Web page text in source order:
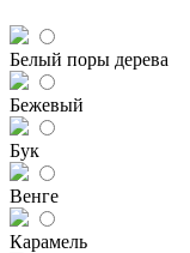
Белый поры дерева
Бежевый
Бук
Венге
Карамель